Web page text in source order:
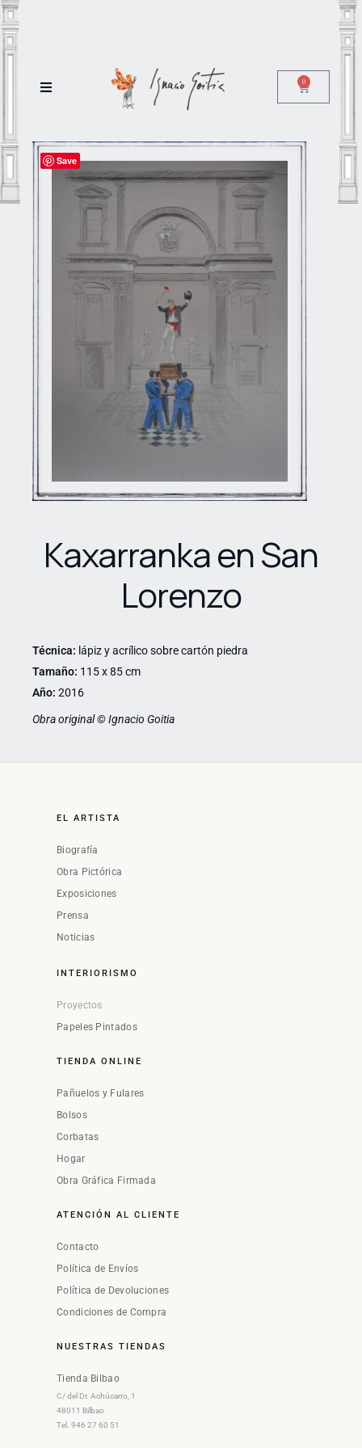
0
Save
Kaxarranka en San
Lorenzo
Técnica: lápiz y acrílico sobre cartón piedra
Tamaño: 115 x 85 cm
Año: 2016
Obra original © Ignacio Goitia
EL ARTISTA
Biografía
Obra Pictórica
Exposiciones
Prensa
Noticias
INTERIORISMO
Proyectos
Papeles Pintados
TIENDA ONLINE
Pañuelos y Fulares
Bolsos
Corbatas
Hogar
Obra Gráfica Firmada
ATENCIÓN AL CLIENTE
Contacto
Política de Envíos
Política de Devoluciones
Condiciones de Compra
NUESTRAS TIENDAS
Tienda Bilbao
C/ del Dr. Achúcarro, 1
48011 Bilbao
Tel. 946 27 60 51